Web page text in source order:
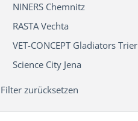
NINERS Chemnitz
RASTA Vechta
VET-CONCEPT Gladiators Trier
Science City Jena
Filter zurücksetzen